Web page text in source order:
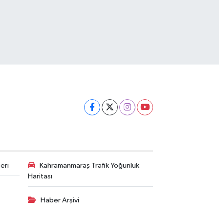
Kahramanmaraş Trafik Yoğunluk
Haritası
Haber Arşivi